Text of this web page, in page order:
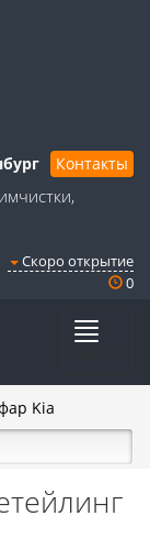
Контакты
Скоро открытие
0
Kia